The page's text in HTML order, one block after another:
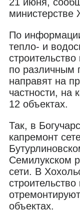
министерстве
По
тепло- и
по различным
направят на
частности, на
12 объектах.
Так, в
капремонт
Семилукском
сети. В
объектах.